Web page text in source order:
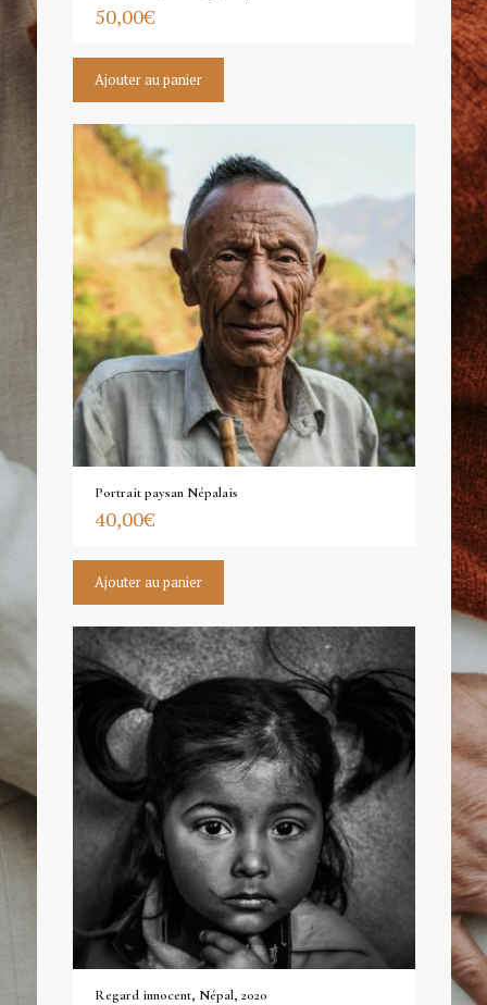
50,00€
Ajouter au panier
Portrait paysan Népalais
40,00€
Ajouter au panier
Regard innocent, Népal, 2020